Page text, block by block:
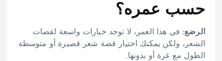
حسب عمره؟
الرضع:في هذا العمر، لا توجد خيارات واسعة لقصات
الشعر، ولكن يمكنك اختيار قصة شعر قصيرة أو متوسطة
الطول مع غرة أو بدونها.